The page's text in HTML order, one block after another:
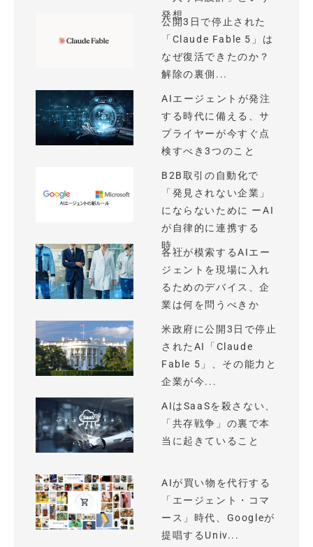
発想
公開3日で停止された
「Claude Fable 5」は
なぜ復活できたのか？
解除の裏側...
AIエージェントが発注
する時代に備える、サ
プライヤーが今すぐ点
検すべき3つのこと
B2B取引の自動化で
「発見されない企業」
にならないために ーAI
が自律的に連携する
時...
各社が模索するAIエー
ジェントを現場に入れ
るためのデバイス、企
業は何を問うべきか
米政府に公開3日で停止
されたAI「Claude
Fable 5」、その能力と
企業が今...
AIはSaaSを殺さない、
「共存戦争」の裏で本
当に起きていること
AIが買い物を代行する
「エージェント・コマ
ース」時代、Googleが
提唱するUniv...